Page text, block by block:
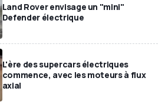
Land Rover envisage un "mini"
Defender électrique
L'ère des supercars électriques
commence, avec les moteurs à flux
axial